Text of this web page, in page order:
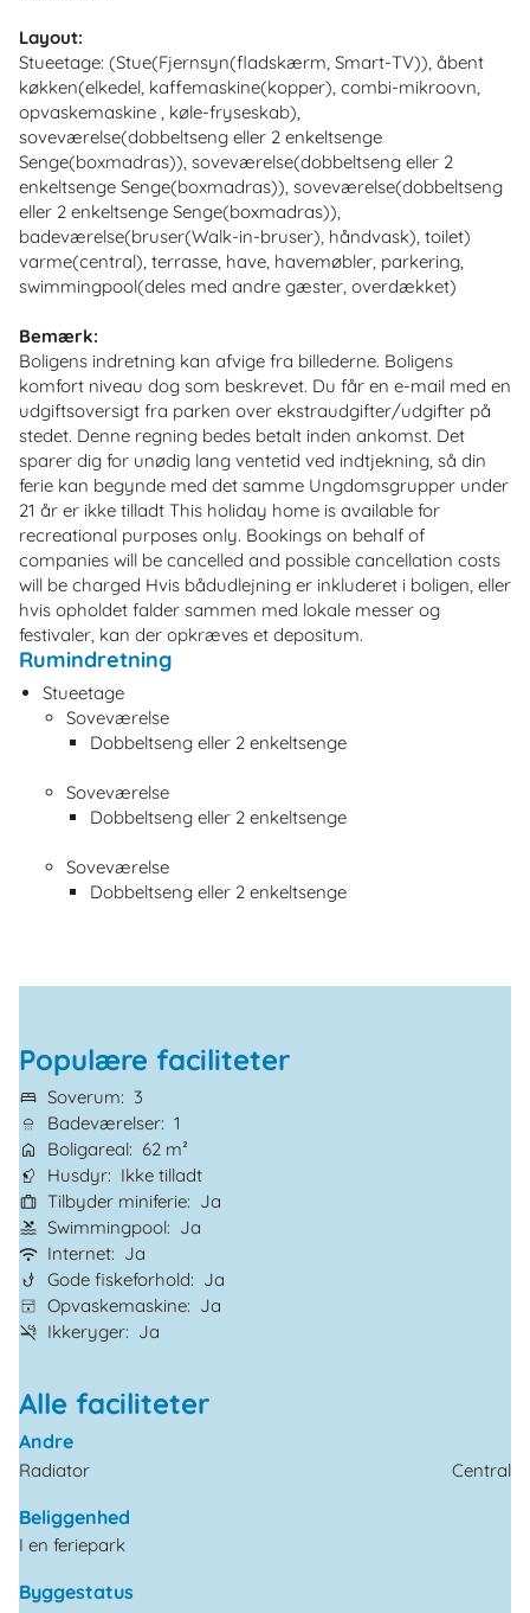
Layout:
Stueetage: (Stue(Fjernsyn(fladskærm, Smart-TV)), åbent
køkken(elkedel, kaffemaskine(kopper), combi-mikroovn,
opvaskemaskine , køle-fryseskab),
soveværelse(dobbeltseng eller 2 enkeltsenge
Senge(boxmadras)), soveværelse(dobbeltseng eller 2
enkeltsenge Senge(boxmadras)), soveværelse(dobbeltseng
eller 2 enkeltsenge Senge(boxmadras)),
badeværelse(bruser(Walk-in-bruser), håndvask), toilet)
varme(central), terrasse, have, havemøbler, parkering,
swimmingpool(deles med andre gæster, overdækket)
Bemærk:
Boligens indretning kan afvige fra billederne. Boligens
komfort niveau dog som beskrevet. Du får en e-mail med en
udgiftsoversigt fra parken over ekstraudgifter/udgifter på
stedet. Denne regning bedes betalt inden ankomst. Det
sparer dig for unødig lang ventetid ved indtjekning, så din
ferie kan begynde med det samme Ungdomsgrupper under
21 år er ikke tilladt This holiday home is available for
recreational purposes only. Bookings on behalf of
companies will be cancelled and possible cancellation costs
will be charged Hvis bådudlejning er inkluderet i boligen, eller
hvis opholdet falder sammen med lokale messer og
festivaler, kan der opkræves et depositum.
Rumindretning
Stueetage
Soveværelse
Dobbeltseng eller 2 enkeltsenge
Soveværelse
Dobbeltseng eller 2 enkeltsenge
Soveværelse
Dobbeltseng eller 2 enkeltsenge
Populære faciliteter
Soverum
3
Badeværelser 1
Boligareal
62 m²
Husdyr
Ikke tilladt
Tilbyder miniferie
Ja
Swimmingpool
Ja
Internet
Ja
Gode fiskeforhold
Ja
Opvaskemaskine
Ja
Ikkeryger
Ja
Alle faciliteter
Andre
Radiator Central
Beliggenhed
I en feriepark
Byggestatus